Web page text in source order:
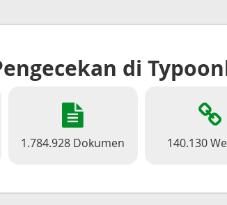
di
1.784.928 Dokumen 140.130